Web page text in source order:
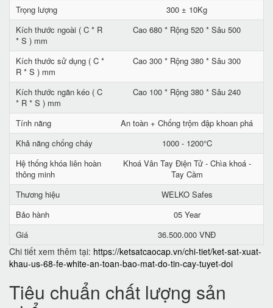
Trọng lượng
300 ± 10Kg
Kích thước ngoài ( C * R
* S ) mm
Cao 680 * Rộng 520 * Sâu 500
Kích thước sử dụng ( C *
R * S ) mm
Cao 300 * Rộng 380 * Sâu 300
Kích thước ngăn kéo ( C
* R * S ) mm
Cao 100 * Rộng 380 * Sâu 240
Tính năng
An toàn + Chống trộm đập khoan phá
Khả năng chống cháy
1000 - 1200°C
Hệ thống khóa liên hoàn
thông minh
Khoá Vân Tay Điện Tử - Chìa khoá -
Tay Cầm
Thương hiệu
WELKO Safes
Bảo hành
05 Year
Giá
36.500.000 VNĐ
Chi tiết xem thêm tại: https://ketsatcaocap.vn/chi-tiet/ket-sat-xuat-
khau-us-68-fe-white-an-toan-bao-mat-do-tin-cay-tuyet-doi
Tiêu chuẩn chất lượng sản